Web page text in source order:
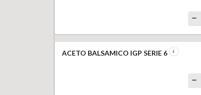
ACETO BALSAMICO IGP SERIE 6